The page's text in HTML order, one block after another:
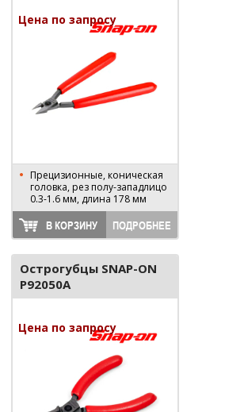
Цена по запросу
Прецизионные, коническая
головка, рез полу-западлицо
0.3-1.6 мм, длина 178 мм
В КОРЗИНУ ПОДРОБНЕЕ
Острогубцы SNAP-ON
P92050A
Цена по запросу